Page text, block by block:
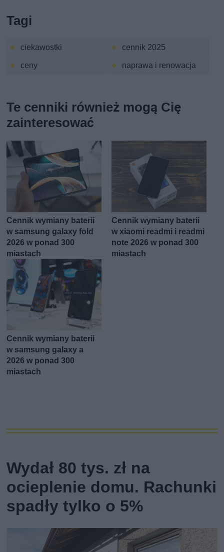
Tagi
ciekawostki
cennik 2025
ceny
naprawa i renowacja
Te cenniki również mogą Cię
zainteresować
Cennik wymiany baterii
w samsung galaxy fold
2026 w ponad 300
miastach
Cennik wymiany baterii
w xiaomi readmi i readmi
note 2026 w ponad 300
miastach
Cennik wymiany baterii
w samsung galaxy a
2026 w ponad 300
miastach
Wydał 80 tys. zł na
ocieplenie domu. Rachunki
spadły tylko o 5%